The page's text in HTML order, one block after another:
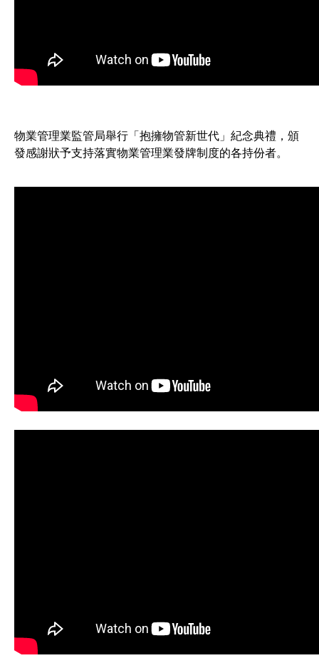
物業管理業監管局舉行「抱擁物管新世代」紀念典禮，頒
發感謝狀予支持落實物業管理業發牌制度的各持份者。